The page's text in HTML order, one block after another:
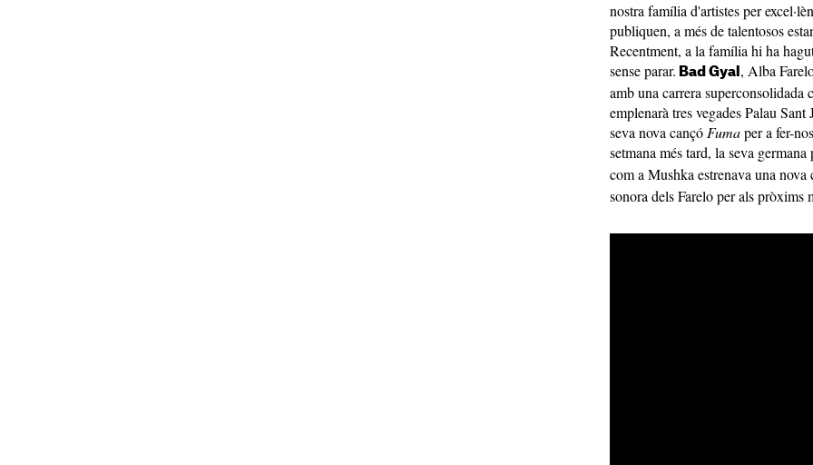
nostra família d'artistes per
publiquen, a més de talentosos
Recentment, a la família hi ha
sense parar. Bad Gyal , Alba
amb una carrera superconsolidada
emplenarà tres vegades Palau
seva nova cançó Fumaper a fer-
setmana més tard, la seva germana
com a Mushka estrenava una nova
sonora dels Farelo per als pròxims